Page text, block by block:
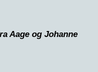
Aage og Johanne